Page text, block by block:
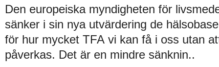
Den europeiska myndigheten för
sänker i sin nya utvärdering de
för hur mycket TFA vi kan få i oss utan
påverkas. Det är en mindre sänknin..